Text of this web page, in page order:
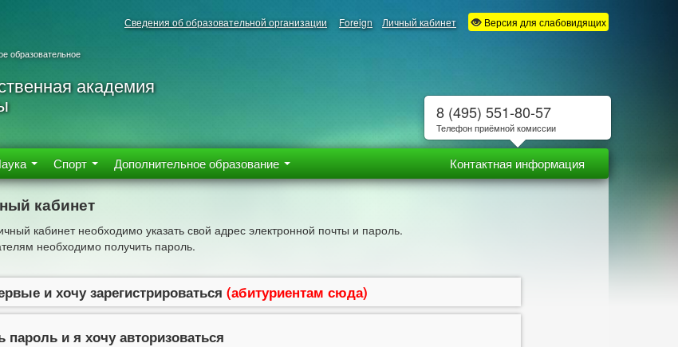
Сведения об образовательной организации Foreign Личный кабинет Версия для слабовидящих
образовательное
академия
Спорт Дополнительное образование Контактная информация
кабинет
кабинет необходимо указать свой адрес электронной почты и пароль.
необходимо получить пароль.
и хочу зарегистрироваться (абитуриентам сюда)
пароль и я хочу авторизоваться
8 (495) 551-80-57
Телефон приёмной комиссии